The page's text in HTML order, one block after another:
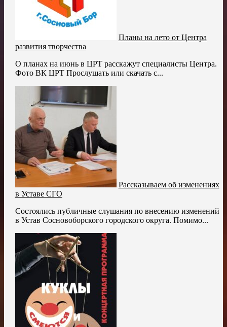
Планы на лето от Центра
развития творчества
О планах на июнь в ЦРТ расскажут специалисты Центра.
Фото ВК ЦРТ Прослушать или скачать с...
Рассказываем об изменениях
в Уставе СГО
Состоялись публичные слушания по внесению изменений
в Устав Сосновоборского городского округа. Помимо...